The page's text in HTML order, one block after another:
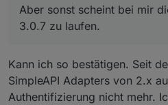
Aber sonst scheint bei mir
3.0.7 zu laufen.
Kann ich so bestätigen. Seit
SimpleAPI Adapters von 2.x
Authentifizierung nicht mehr.